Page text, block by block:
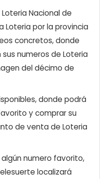
Nacional de
Loteria por la provincia
concretos, donde
numeros de Loteria
del décimo de
donde podrá
y comprar su
de venta de Loteria
numero favorito,
localizará